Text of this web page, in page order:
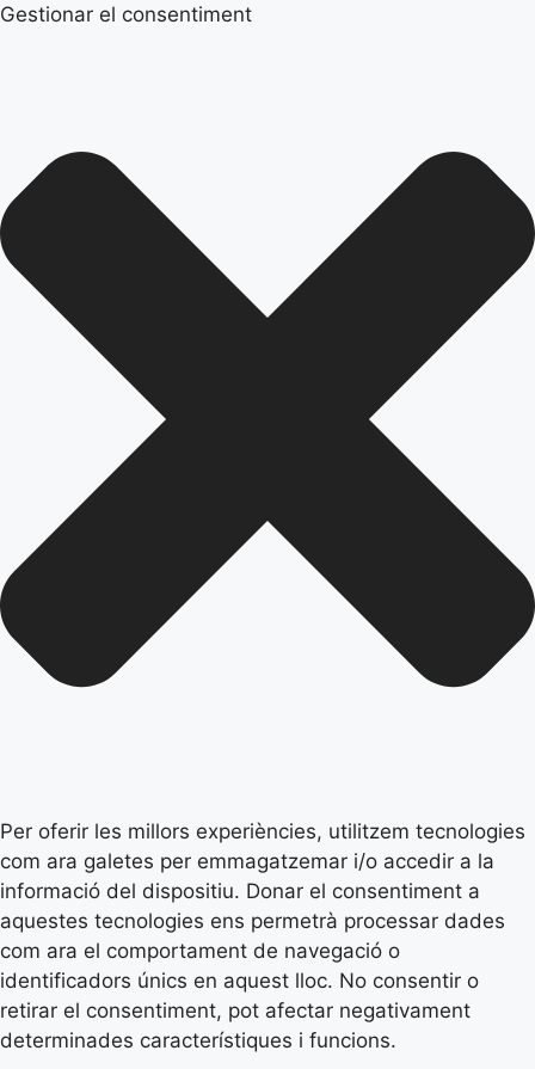
Gestionar el consentiment
Per oferir les millors experiències, utilitzem tecnologies
com ara galetes per emmagatzemar i/o accedir a la
informació del dispositiu. Donar el consentiment a
aquestes tecnologies ens permetrà processar dades
com ara el comportament de navegació o
identificadors únics en aquest lloc. No consentir o
retirar el consentiment, pot afectar negativament
determinades característiques i funcions.